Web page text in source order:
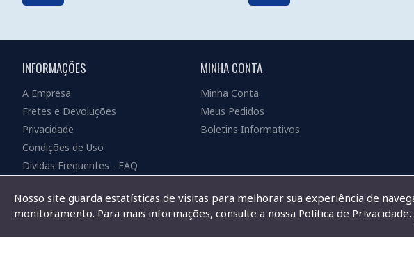
INFORMAÇÕES
A Empresa
Fretes e Devoluções
Privacidade
Condições de Uso
Dívidas Frequentes - FAQ
MINHA CONTA
Minha Conta
Meus Pedidos
Boletins Informativos
Nosso site guarda estatísticas de visitas para melhorar sua experiência de
monitoramento. Para mais informações, consulte a nossa Política de Privacidade.